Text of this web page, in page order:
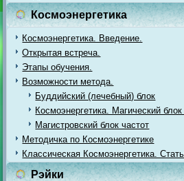
Космоэнергетика
Космоэнергетика. Введение.
Открытая встреча.
Этапы обучения.
Возможности метода.
Буддийский (лечебный) блок
Космоэнергетика. Магический блок
Магистровский блок частот
Методичка по Космоэнергетике
Классическая Космоэнергетика.
Рэйки